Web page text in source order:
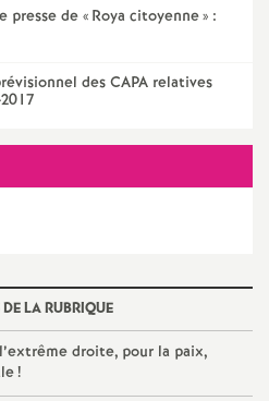
o
n
d
d
g
r
presse de « Roya citoyenne» :
des CAPA relatives
LA RUBRIQUE
droite, pour la paix,
!